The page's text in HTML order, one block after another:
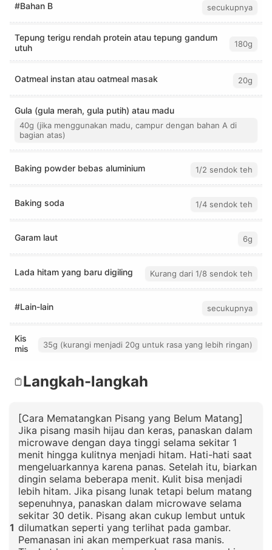
#Bahan B secukupnya
Tepung terigu rendah protein atau tepung gandum
utuh
180g
Oatmeal instan atau oatmeal masak 20g
Gula (gula merah, gula putih) atau madu
40g (jika menggunakan madu, campur dengan bahan A di
bagian atas)
Baking powder bebas aluminium 1/2 sendok teh
Baking soda 1/4 sendok teh
Garam laut 6g
Lada hitam yang baru digiling Kurang dari 1/8 sendok teh
#Lain-lain secukupnya
Kis
mis
35g (kurangi menjadi 20g untuk rasa yang lebih ringan)
Langkah-langkah
1
[Cara Mematangkan Pisang yang Belum Matang]
Jika pisang masih hijau dan keras, panaskan dalam
microwave dengan daya tinggi selama sekitar 1
menit hingga kulitnya menjadi hitam. Hati-hati saat
mengeluarkannya karena panas. Setelah itu, biarkan
dingin selama beberapa menit. Kulit bisa menjadi
lebih hitam. Jika pisang lunak tetapi belum matang
sepenuhnya, panaskan dalam microwave selama
sekitar 30 detik. Pisang akan cukup lembut untuk
dilumatkan seperti yang terlihat pada gambar.
Pemanasan ini akan memperkuat rasa manis.